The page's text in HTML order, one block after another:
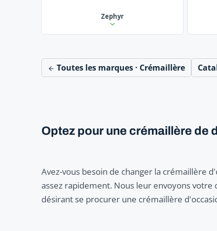
Zephyr
Toutes les marques · Crémaillère
Optez pour une crémaillère de
Avez-vous besoin de changer la crémaillère
assez rapidement. Nous leur envoyons
désirant se procurer une crémaillère